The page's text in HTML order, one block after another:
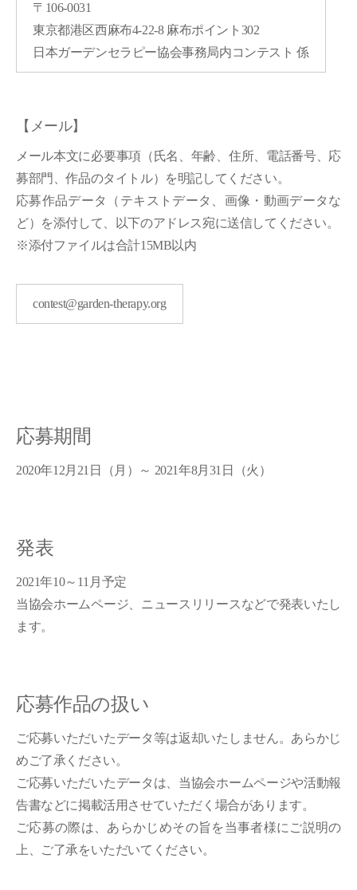
〒106-0031
東京都港区西麻布4-22-8 麻布ポイント302
日本ガーデンセラピー協会事務局内コンテスト 係
【メール】
メール本文に必要事項（氏名、年齢、住所、電話番号、応
募部門、作品のタイトル）を明記してください。
応募作品データ（テキストデータ、画像・動画データな
ど）を添付して、以下のアドレス宛に送信してください。
※添付ファイルは合計15MB以内
contest@garden-therapy.org
応募期間
2020年12月21日（月）～ 2021年8月31日（火）
発表
2021年10～11月予定
当協会ホームページ、ニュースリリースなどで発表いたし
ます。
応募作品の扱い
ご応募いただいたデータ等は返却いたしません。あらかじ
めご了承ください。
ご応募いただいたデータは、当協会ホームページや活動報
告書などに掲載活用させていただく場合があります。
ご応募の際は、あらかじめその旨を当事者様にご説明の
上、ご了承をいただいてください。